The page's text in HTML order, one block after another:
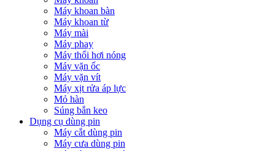
Máy khoan bàn
Máy khoan từ
Máy mài
Máy phay
Máy thổi hơi nóng
Máy vặn ốc
Máy vặn vít
Máy xịt rửa áp lực
Mỏ hàn
Súng bắn keo
Dụng cụ dùng pin
Máy cắt dùng pin
Máy cưa dùng pin